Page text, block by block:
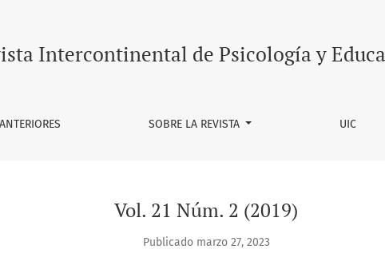
Intercontinental de Psicología y
SOBRE LA REVISTA UIC
Vol. 21 Núm. 2 (2019)
Publicado marzo 27, 2023